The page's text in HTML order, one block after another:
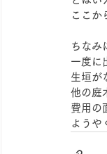
ここか
ちなみ
一度に
生垣が
他の庭
費用の
ようや